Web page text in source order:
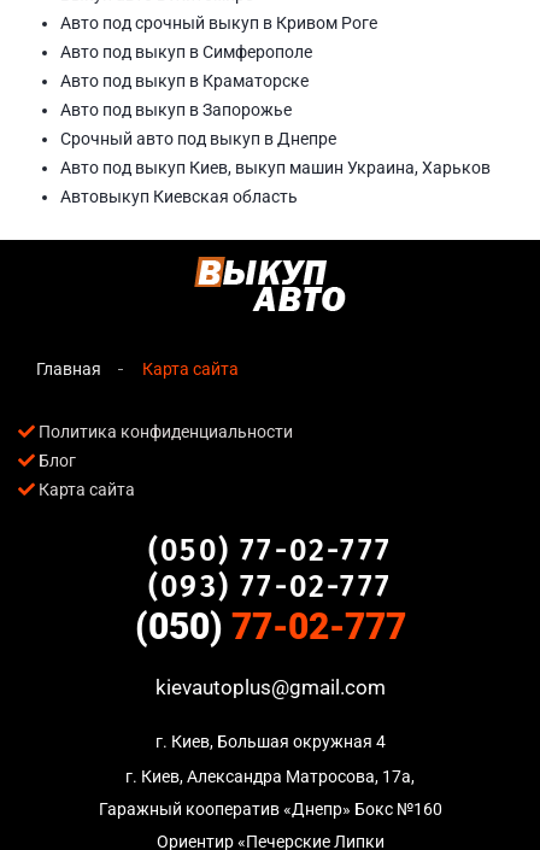
Авто под срочный выкуп в Кривом Роге
Авто под выкуп в Симферополе
Авто под выкуп в Краматорске
Авто под выкуп в Запорожье
Срочный авто под выкуп в Днепре
Авто под выкуп Киев, выкуп машин Украина, Харьков
Автовыкуп Киевская область
Главная Карта сайта
Политика конфиденциальности
Блог
Карта сайта
(050) 77-02-777
(093) 77-02-777
(050) 77-02-777
kievautoplus@gmail.com
г. Киев, Большая окружная 4
г. Киев, Александра Матросова, 17а,
Гаражный кооператив «Днепр» Бокс №160
Ориентир «Печерские Липки